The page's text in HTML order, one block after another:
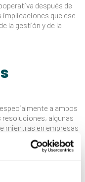
después de
implicaciones que ese
la gestión y de la
a ambos
resoluciones, algunas
mientras en empresas
quienes toman
entidad tolosarra
mecanizado, las que